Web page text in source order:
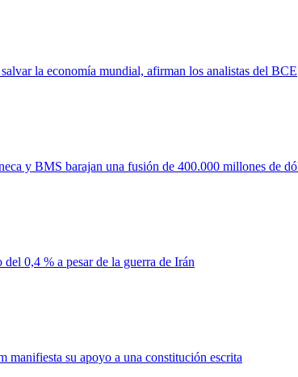
la economía mundial, afirman los analistas del BCE
y BMS barajan una fusión de 400.000 millones de
0,4 % a pesar de la guerra de Irán
su apoyo a una constitución escrita